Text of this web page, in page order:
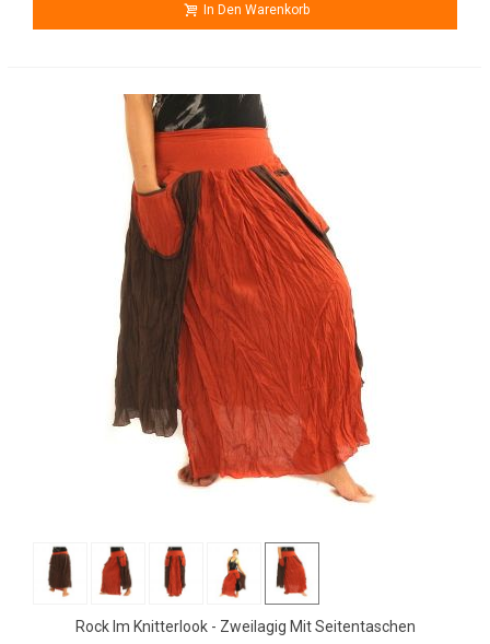
In Den Warenkorb
Rock Im Knitterlook - Zweilagig Mit Seitentaschen